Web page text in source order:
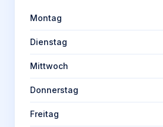
Montag
Dienstag
Mittwoch
Donnerstag
Freitag